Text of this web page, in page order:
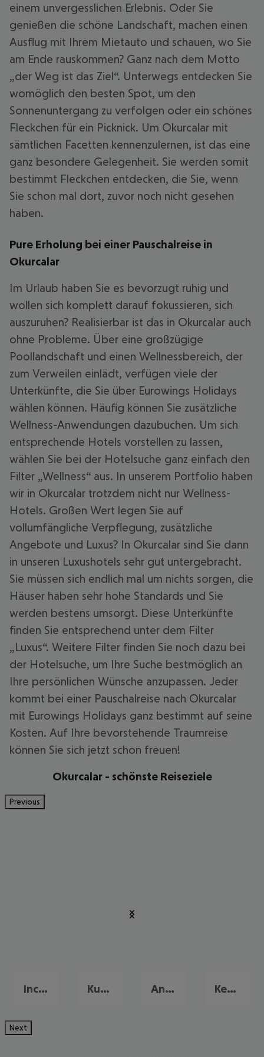
einem unvergesslichen Erlebnis. Oder Sie
genießen die schöne Landschaft, machen einen
Ausflug mit Ihrem Mietauto und schauen, wo Sie
am Ende rauskommen? Ganz nach dem Motto
„der Weg ist das Ziel“. Unterwegs entdecken Sie
womöglich den besten Spot, um den
Sonnenuntergang zu verfolgen oder ein schönes
Fleckchen für ein Picknick. Um Okurcalar mit
sämtlichen Facetten kennenzulernen, ist das eine
ganz besondere Gelegenheit. Sie werden somit
bestimmt Fleckchen entdecken, die Sie, wenn
Sie schon mal dort, zuvor noch nicht gesehen
haben.
Pure Erholung bei einer Pauschalreise in
Okurcalar
Im Urlaub haben Sie es bevorzugt ruhig und
wollen sich komplett darauf fokussieren, sich
auszuruhen? Realisierbar ist das in Okurcalar auch
ohne Probleme. Über eine großzügige
Poollandschaft und einen Wellnessbereich, der
zum Verweilen einlädt, verfügen viele der
Unterkünfte, die Sie über Eurowings Holidays
wählen können. Häufig können Sie zusätzliche
Wellness-Anwendungen dazubuchen. Um sich
entsprechende Hotels vorstellen zu lassen,
wählen Sie bei der Hotelsuche ganz einfach den
Filter „Wellness“ aus. In unserem Portfolio haben
wir in Okurcalar trotzdem nicht nur Wellness-
Hotels. Großen Wert legen Sie auf
vollumfängliche Verpflegung, zusätzliche
Angebote und Luxus? In Okurcalar sind Sie dann
in unseren Luxushotels sehr gut untergebracht.
Sie müssen sich endlich mal um nichts sorgen, die
Häuser haben sehr hohe Standards und Sie
werden bestens umsorgt. Diese Unterkünfte
finden Sie entsprechend unter dem Filter
„Luxus“. Weitere Filter finden Sie noch dazu bei
der Hotelsuche, um Ihre Suche bestmöglich an
Ihre persönlichen Wünsche anzupassen. Jeder
kommt bei einer Pauschalreise nach Okurcalar
mit Eurowings Holidays ganz bestimmt auf seine
Kosten. Auf Ihre bevorstehende Traumreise
können Sie sich jetzt schon freuen!
Okurcalar - schönste Reiseziele
Previous
Incekum Kundu Antalya Kemer
Next